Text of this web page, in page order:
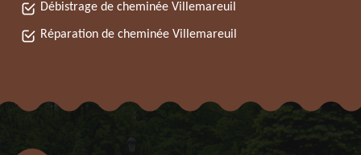
Débistrage de cheminée Villemareuil
Réparation de cheminée Villemareuil